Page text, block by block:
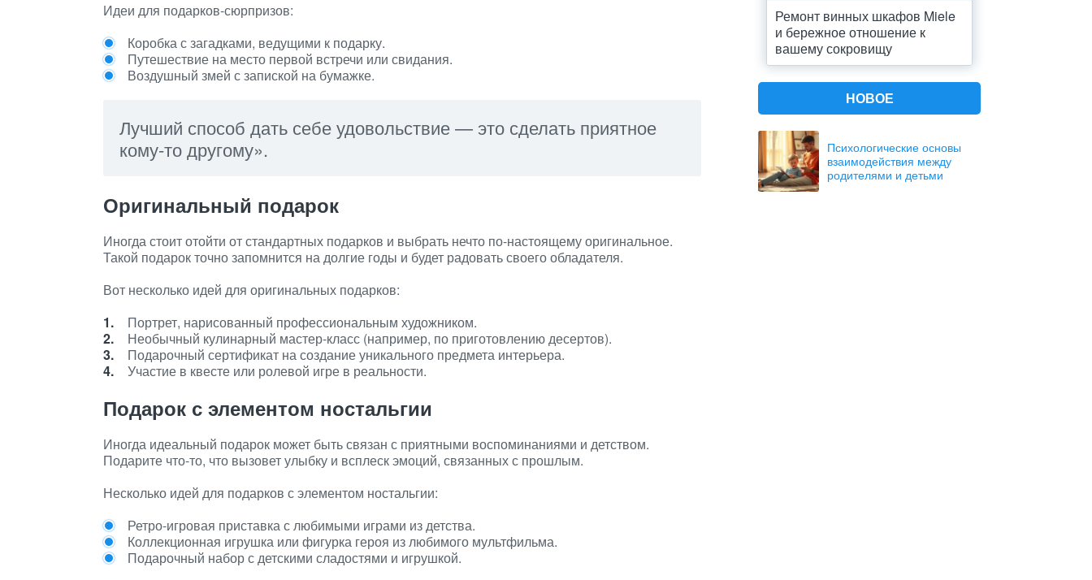
Идеи для подарков-сюрпризов:
Коробка с загадками, ведущими к подарку.
Путешествие на место первой встречи или свидания.
Воздушный змей с запиской на бумажке.
Лучший способ дать себе удовольствие — это сделать приятное
кому-то другому».
Оригинальный подарок
Иногда стоит отойти от стандартных подарков и выбрать нечто по-настоящему оригинальное.
Такой подарок точно запомнится на долгие годы и будет радовать своего обладателя.
Вот несколько идей для оригинальных подарков:
Портрет, нарисованный профессиональным художником.
Необычный кулинарный мастер-класс (например, по приготовлению десертов).
Подарочный сертификат на создание уникального предмета интерьера.
Участие в квесте или ролевой игре в реальности.
Подарок с элементом ностальгии
Иногда идеальный подарок может быть связан с приятными воспоминаниями и детством.
Подарите что-то, что вызовет улыбку и всплеск эмоций, связанных с прошлым.
Несколько идей для подарков с элементом ностальгии:
Ретро-игровая приставка с любимыми играми из детства.
Коллекционная игрушка или фигурка героя из любимого мультфильма.
Подарочный набор с детскими сладостями и игрушкой.
Ремонт винных шкафов Miele
и бережное отношение к
вашему сокровищу
НОВОЕ
Психологические основы
взаимодействия между
родителями и детьми